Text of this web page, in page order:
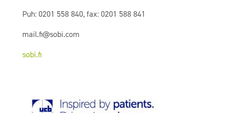
Puh: 0201 558 840, fax: 0201 588 841
mail.fi@sobi.com
sobi.fi